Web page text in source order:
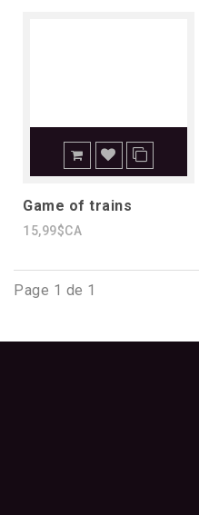
Game of trains
15,99$CA
Page 1 de 1